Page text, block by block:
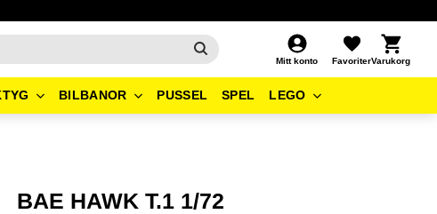
Mitt konto
Favoriter
Kundvagn
BILBANOR PUSSEL SPEL LEGO
BAE HAWK T.1 1/72